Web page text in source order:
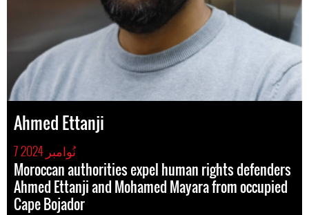
Ahmed Ettanji
7 نُوامبر 2024
Moroccan authorities expel human rights defenders
Ahmed Ettanji and Mohamed Mayara from occupied
Cape Bojador